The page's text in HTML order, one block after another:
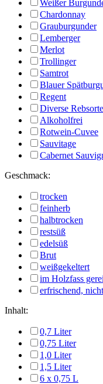
Weißer
Chardonnay
Grauburgunder
Lemberger
Merlot
Trollinger
Samtrot
Blauer
Regent
Diverse
Alkoholfrei
Rotwein-Cuvee
Sauvitage
Cabernet
Geschmack:
trocken
feinherb
halbtrocken
restsüß
edelsüß
Brut
weißgekeltert
im Holzfass
erfrischend,
Inhalt:
0,7 Liter
0,75 Liter
1,0 Liter
1,5 Liter
6 x 0,75 L